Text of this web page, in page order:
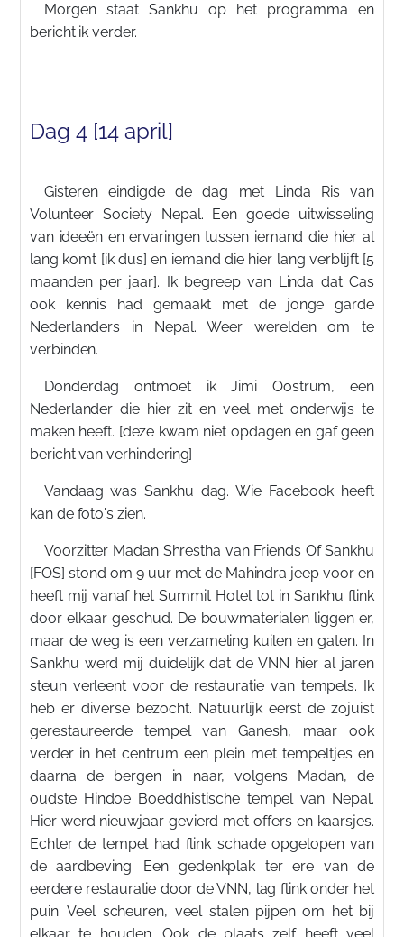
Morgen staat Sankhu op het programma en
bericht ik verder.
Dag 4 [14 april]
Gisteren eindigde de dag met Linda Ris van
Volunteer Society Nepal. Een goede uitwisseling
van ideeën en ervaringen tussen iemand die hier al
lang komt [ik dus] en iemand die hier lang verblijft [5
maanden per jaar]. Ik begreep van Linda dat Cas
ook kennis had gemaakt met de jonge garde
Nederlanders in Nepal. Weer werelden om te
verbinden.
Donderdag ontmoet ik Jimi Oostrum, een
Nederlander die hier zit en veel met onderwijs te
maken heeft. [deze kwam niet opdagen en gaf geen
bericht van verhindering]
Vandaag was Sankhu dag. Wie Facebook heeft
kan de foto's zien.
Voorzitter Madan Shrestha van Friends Of Sankhu
[FOS] stond om 9 uur met de Mahindra jeep voor en
heeft mij vanaf het Summit Hotel tot in Sankhu flink
door elkaar geschud. De bouwmaterialen liggen er,
maar de weg is een verzameling kuilen en gaten. In
Sankhu werd mij duidelijk dat de VNN hier al jaren
steun verleent voor de restauratie van tempels. Ik
heb er diverse bezocht. Natuurlijk eerst de zojuist
gerestaureerde tempel van Ganesh, maar ook
verder in het centrum een plein met tempeltjes en
daarna de bergen in naar, volgens Madan, de
oudste Hindoe Boeddhistische tempel van Nepal.
Hier werd nieuwjaar gevierd met offers en kaarsjes.
Echter de tempel had flink schade opgelopen van
de aardbeving. Een gedenkplak ter ere van de
eerdere restauratie door de VNN, lag flink onder het
puin. Veel scheuren, veel stalen pijpen om het bij